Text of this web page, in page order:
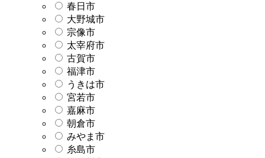
春日市
大野城市
宗像市
太宰府市
古賀市
福津市
うきは市
宮若市
嘉麻市
朝倉市
みやま市
糸島市